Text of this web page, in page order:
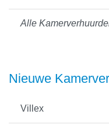
Alle
Nieuwe
Villex